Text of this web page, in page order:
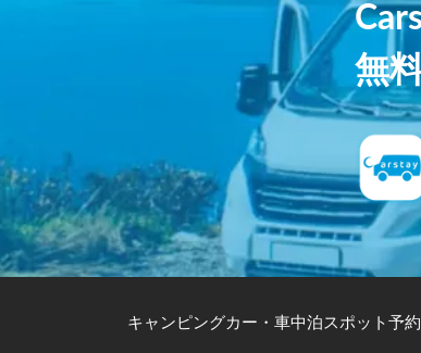
無
キャンピングカー・車中泊スポット予